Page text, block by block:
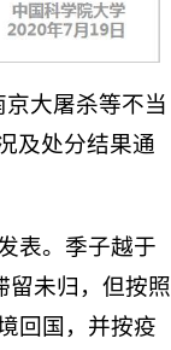
大屠杀等不当
及处分结果通
表。季子越于
留未归，但按照
回国，并按疫